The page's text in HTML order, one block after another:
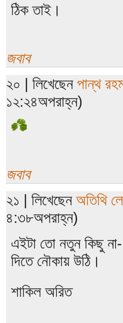
ঠিক তাই।
জবাব
২০ | লিখেছেন পান্থ
১২:২৪অপরাহ্ন)
জবাব
২১ | লিখেছেন অতিথি
৪:৩৮অপরাহ্ন)
এইটা তো নতুন কিছু
দিতে নৌকায় উঠি।
শাকিল অরিত